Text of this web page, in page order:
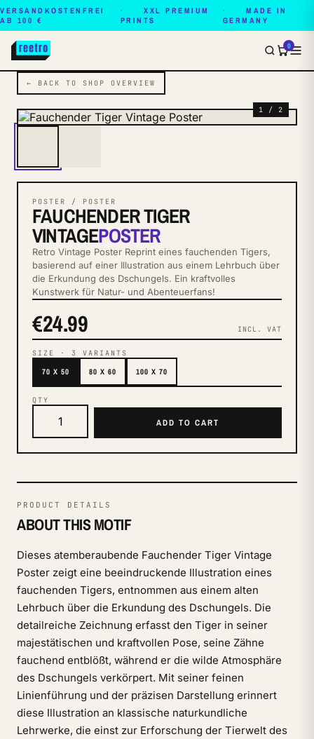
VERSANDKOSTENFREI
AB 100 €
XXL PREMIUM
PRINTS
MADE IN
GERMANY
0
← BACK TO SHOP OVERVIEW
1 / 2
POSTER / POSTER
FAUCHENDER TIGER
VINTAGEPOSTER
Retro Vintage Poster Reprint eines fauchenden Tigers,
basierend auf einer Illustration aus einem Lehrbuch über
die Erkundung des Dschungels. Ein kraftvolles
Kunstwerk für Natur- und Abenteuerfans!
€24.99 INCL. VAT
SIZE · 3 VARIANTS
70 X 50 80 X 60 100 X 70
QTY
ADD TO CART
PRODUCT DETAILS
ABOUT THIS MOTIF
Dieses atemberaubende Fauchender Tiger Vintage
Poster zeigt eine beeindruckende Illustration eines
fauchenden Tigers, entnommen aus einem alten
Lehrbuch über die Erkundung des Dschungels. Die
detailreiche Zeichnung erfasst den Tiger in seiner
majestätischen und kraftvollen Pose, seine Zähne
fauchend entblößt, während er die wilde Atmosphäre
des Dschungels verkörpert. Mit seiner feinen
Linienführung und der präzisen Darstellung erinnert
diese Illustration an klassische naturkundliche
Lehrwerke, die einst zur Erforschung der Tierwelt des